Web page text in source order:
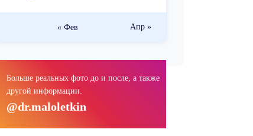
« Фев Апр »
Больше реальных фото до и после, а также
другой информации.
@dr.maloletkin